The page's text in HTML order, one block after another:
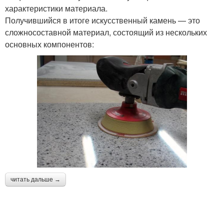
характеристики материала.
Получившийся в итоге искусственный камень — это
сложносоставной материал, состоящий из нескольких
основных компонентов:
читать дальше →